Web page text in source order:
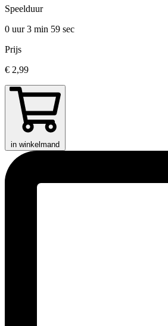
Speelduur
0 uur 3 min 59 sec
Prijs
€ 2,99
in winkelmand